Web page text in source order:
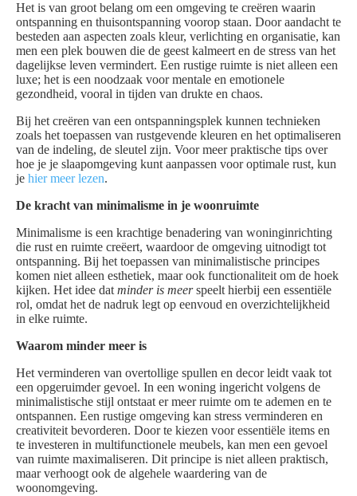
Het is van groot belang om een omgeving te creëren waarin
ontspanning en thuisontspanning voorop staan. Door aandacht te
besteden aan aspecten zoals kleur, verlichting en organisatie, kan
men een plek bouwen die de geest kalmeert en de stress van het
dagelijkse leven vermindert. Een rustige ruimte is niet alleen een
luxe; het is een noodzaak voor mentale en emotionele
gezondheid, vooral in tijden van drukte en chaos.
Bij het creëren van een ontspanningsplek kunnen technieken
zoals het toepassen van rustgevende kleuren en het optimaliseren
van de indeling, de sleutel zijn. Voor meer praktische tips over
hoe je je slaapomgeving kunt aanpassen voor optimale rust, kun
je hier meer lezen.
De kracht van minimalisme in je woonruimte
Minimalisme is een krachtige benadering van woninginrichting
die rust en ruimte creëert, waardoor de omgeving uitnodigt tot
ontspanning. Bij het toepassen van minimalistische principes
komen niet alleen esthetiek, maar ook functionaliteit om de hoek
kijken. Het idee dat minder is meerspeelt hierbij een essentiële
rol, omdat het de nadruk legt op eenvoud en overzichtelijkheid
in elke ruimte.
Waarom minder meer is
Het verminderen van overtollige spullen en decor leidt vaak tot
een opgeruimder gevoel. In een woning ingericht volgens de
minimalistische stijl ontstaat er meer ruimte om te ademen en te
ontspannen. Een rustige omgeving kan stress verminderen en
creativiteit bevorderen. Door te kiezen voor essentiële items en
te investeren in multifunctionele meubels, kan men een gevoel
van ruimte maximaliseren. Dit principe is niet alleen praktisch,
maar verhoogt ook de algehele waardering van de
woonomgeving.